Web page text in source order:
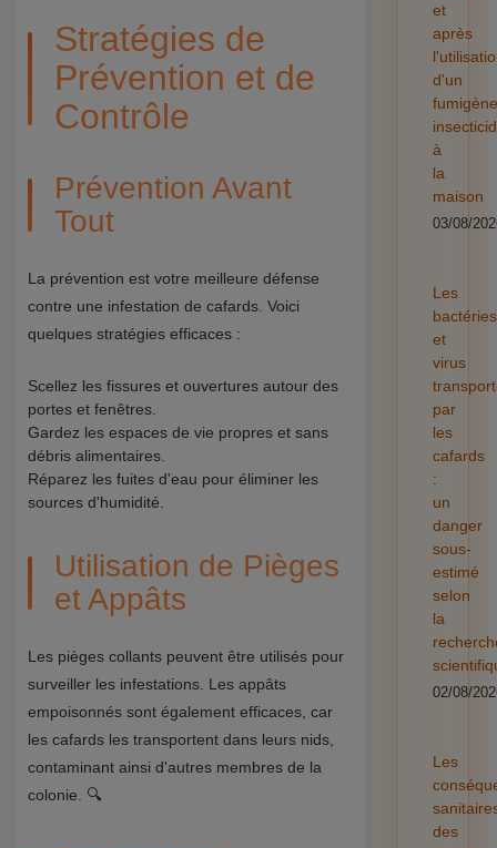
Stratégies de
Prévention et de
Contrôle
Prévention Avant
Tout
La prévention est votre meilleure défense
contre une infestation de cafards. Voici
quelques stratégies efficaces :
Scellez les fissures et ouvertures autour des
portes et fenêtres.
Gardez les espaces de vie propres et sans
débris alimentaires.
Réparez les fuites d'eau pour éliminer les
sources d'humidité.
Utilisation de Pièges
et Appâts
Les pièges collants peuvent être utilisés pour
surveiller les infestations. Les appâts
empoisonnés sont également efficaces, car
les cafards les transportent dans leurs nids,
contaminant ainsi d'autres membres de la
colonie. 🔍
et
après
d'un
fumigène
à
la
maison
03/08/
Les
bactéries
et
virus
par
les
cafards
:
un
danger
sous-
estimé
selon
la
02/08/
Les
des